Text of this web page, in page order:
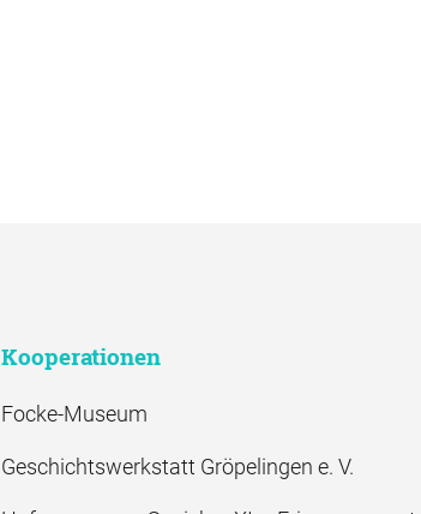
Kooperationen
Focke-Museum
Geschichtswerkstatt Gröpelingen e. V.